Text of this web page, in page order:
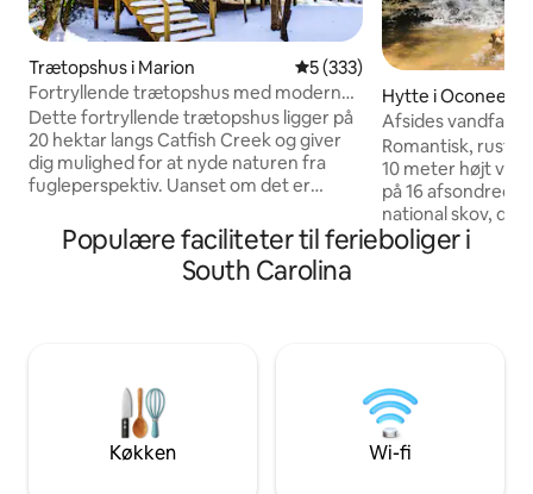
Trætopshus i Marion 5 ud af 5 i gennemsnitlig
5 (333)
Fortryllende trætopshus med moderne
faciliteter
Dette fortryllende trætopshus ligger på
20 hektar langs Catfish Creek og giver
dig mulighed for at nyde naturen fra
fugleperspektiv. Uanset om det er
udforskning langs åen, afslapning i
hængekøjer og gynger, et brætspil eller
at stege marshmallows ved bålpladsen,
2 køjesenge og sovepladser i loftsstil.
Praktisk beliggende 20 minutter fra I-95.
Hytte i Oconee
Afsides
Romantisk,
10 meter højt
på 16
national skov,
Chattooga-
udflugt
en fornøjelse for
elsker den lige så
Intet
Populære faciliteter til ferieboliger i
South Carolina
Køkken Wi-fi